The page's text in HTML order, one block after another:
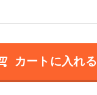
カートに入れる